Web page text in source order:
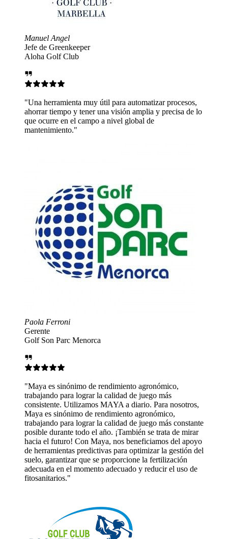
automatizar procesos,
amplia y precisa de lo
global de
agronómico,
de juego más
a diario. Para nosotros,
agronómico,
de juego más constante
¡También se trata de mirar
beneficiamos del apoyo
para optimizar la gestión del
la fertilización
y reducir el uso de